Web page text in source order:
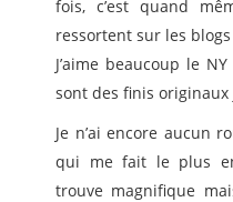
fois, c’est quand
ressortent sur les
J’aime beaucoup le
sont des finis originaux
Je n’ai encore aucun
qui me fait le plus
trouve magnifique